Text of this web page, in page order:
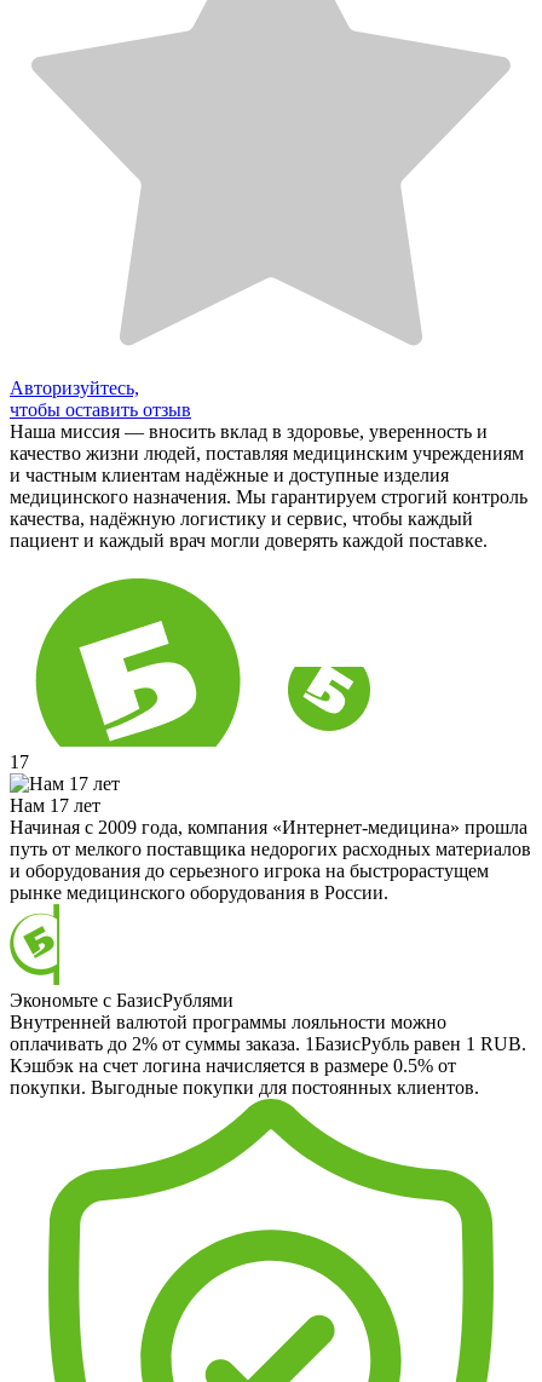
Авторизуйтесь,
чтобы оставить отзыв
Наша миссия — вносить вклад в здоровье, уверенность и
качество жизни людей, поставляя медицинским учреждениям
и частным клиентам надёжные и доступные изделия
медицинского назначения. Мы гарантируем строгий контроль
качества, надёжную логистику и сервис, чтобы каждый
пациент и каждый врач могли доверять каждой поставке.
17
Нам 17 лет
Начиная с 2009 года, компания «Интернет-медицина» прошла
путь от мелкого поставщика недорогих расходных материалов
и оборудования до серьезного игрока на быстрорастущем
рынке медицинского оборудования в России.
Экономьте с БазисРублями
Внутренней валютой программы лояльности можно
оплачивать до 2% от суммы заказа. 1БазисРубль равен 1 RUB.
Кэшбэк на счет логина начисляется в размере 0.5% от
покупки. Выгодные покупки для постоянных клиентов.